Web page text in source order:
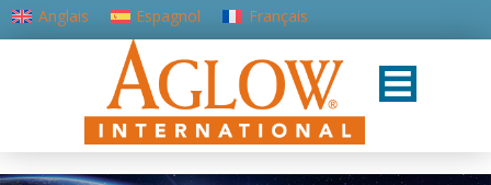
Anglais Espagnol
Français
Portugais - du Portugal